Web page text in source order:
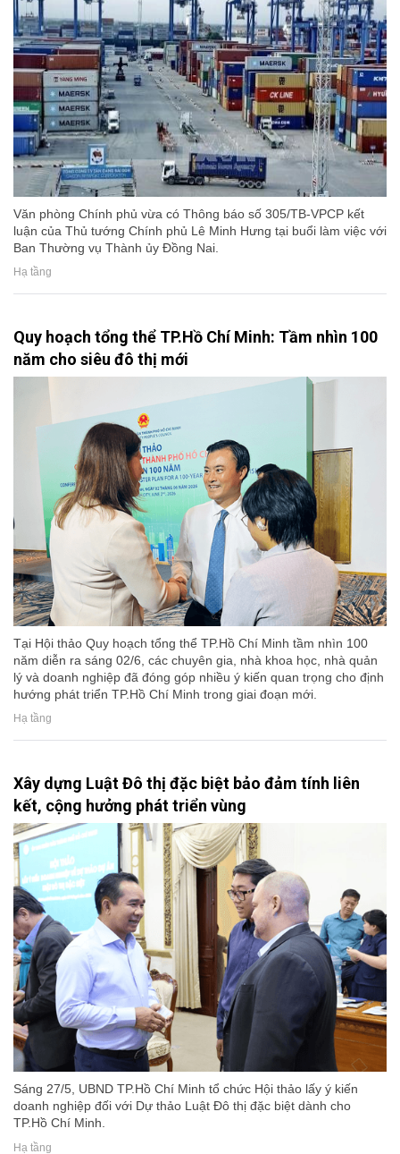
Văn phòng Chính phủ vừa có Thông báo số 305/TB-VPCP kết
luận của Thủ tướng Chính phủ Lê Minh Hưng tại buổi làm việc với
Ban Thường vụ Thành ủy Đồng Nai.
Hạ tầng
Quy hoạch tổng thể TP.Hồ Chí Minh: Tầm nhìn 100
năm cho siêu đô thị mới
Tại Hội thảo Quy hoạch tổng thể TP.Hồ Chí Minh tầm nhìn 100
năm diễn ra sáng 02/6, các chuyên gia, nhà khoa học, nhà quản
lý và doanh nghiệp đã đóng góp nhiều ý kiến quan trọng cho định
hướng phát triển TP.Hồ Chí Minh trong giai đoạn mới.
Hạ tầng
Xây dựng Luật Đô thị đặc biệt bảo đảm tính liên
kết, cộng hưởng phát triển vùng
Sáng 27/5, UBND TP.Hồ Chí Minh tổ chức Hội thảo lấy ý kiến
doanh nghiệp đối với Dự thảo Luật Đô thị đặc biệt dành cho
TP.Hồ Chí Minh.
Hạ tầng